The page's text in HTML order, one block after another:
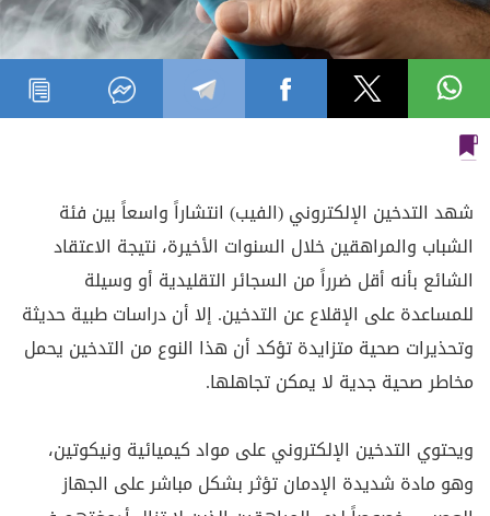
شهد التدخين الإلكتروني (الفيب) انتشاراً واسعاً بين فئة
الشباب والمراهقين خلال السنوات الأخيرة، نتيجة الاعتقاد
الشائع بأنه أقل ضرراً من السجائر التقليدية أو وسيلة
للمساعدة على الإقلاع عن التدخين. إلا أن دراسات طبية حديثة
وتحذيرات صحية متزايدة تؤكد أن هذا النوع من التدخين يحمل
مخاطر صحية جدية لا يمكن تجاهلها.
ويحتوي التدخين الإلكتروني على مواد كيميائية ونيكوتين،
وهو مادة شديدة الإدمان تؤثر بشكل مباشر على الجهاز